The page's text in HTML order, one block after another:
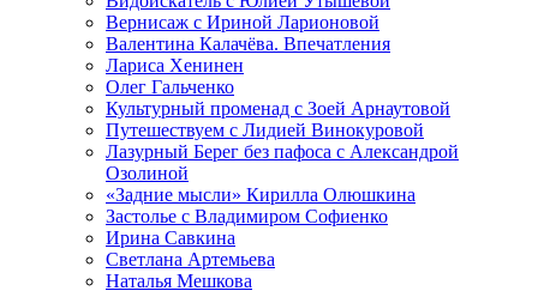
Вернисаж с Ириной Ларионовой
Валентина Калачёва. Впечатления
Лариса Хенинен
Олег Гальченко
Культурный променад с Зоей Арнаутовой
Путешествуем с Лидией Винокуровой
Лазурный Берег без пафоса с Александрой
Озолиной
«Задние мысли» Кирилла Олюшкина
Застолье с Владимиром Софиенко
Ирина Савкина
Светлана Артемьева
Наталья Мешкова